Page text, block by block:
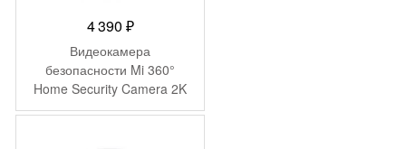
4 390 ₽
Видеокамера
безопасности Mi 360°
Home Security Camera 2K
MJSXJ09CM (BHR4457GL)